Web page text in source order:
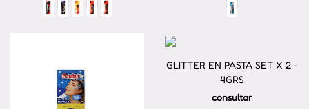
GLITTER EN PASTA SET X 2 -
4GRS
consultar